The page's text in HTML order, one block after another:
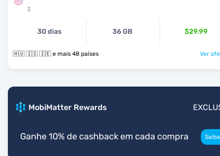
3
30 dias 36 GB $29.99
🇭🇺 🇮🇸 🇮🇪 e mais 48 países Ver
MobiMatter Rewards
Ganhe 10% de cashback em cada compra